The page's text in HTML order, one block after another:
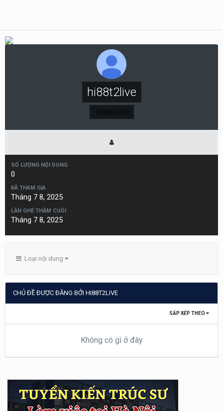
hi88t2live
Thành viên
SỐ LƯỢNG NỘI DUNG
0
ĐÃ THAM GIA
Tháng 7 8, 2025
LẦN GHÉ THĂM CUỐI
Tháng 7 8, 2025
Loại nội dung
CHỦ ĐỀ ĐƯỢC ĐĂNG BỞI HI88T2LIVE
SẮP XẾP THEO
Không có gì ở đây